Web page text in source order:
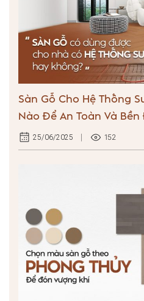
Sàn Gỗ Cho Hệ Thống
Nào Để An Toàn Và Bền
25/06/2025 152